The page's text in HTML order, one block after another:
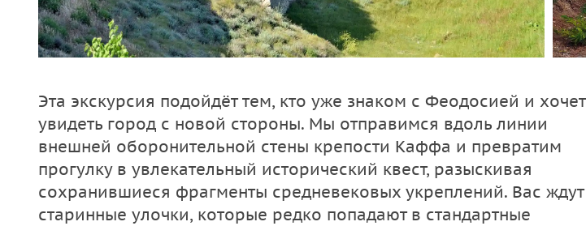
Эта экскурсия подойдёт тем, кто уже знаком с Феодосией и хочет
увидеть город с новой стороны. Мы отправимся вдоль линии
внешней оборонительной стены крепости Каффа и превратим
прогулку в увлекательный исторический квест, разыскивая
сохранившиеся фрагменты средневековых укреплений. Вас ждут
старинные улочки, которые редко попадают в стандартные